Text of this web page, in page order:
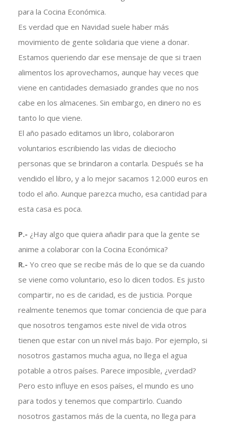
para la Cocina Económica.
Es verdad que en Navidad suele haber más
movimiento de gente solidaria que viene a donar.
Estamos queriendo dar ese mensaje de que si traen
alimentos los aprovechamos, aunque hay veces que
viene en cantidades demasiado grandes que no nos
cabe en los almacenes. Sin embargo, en dinero no es
tanto lo que viene.
El año pasado editamos un libro, colaboraron
voluntarios escribiendo las vidas de dieciocho
personas que se brindaron a contarla. Después se ha
vendido el libro, y a lo mejor sacamos 12.000 euros en
todo el año. Aunque parezca mucho, esa cantidad para
esta casa es poca.
P.- ¿Hay algo que quiera añadir para que la gente se
anime a colaborar con la Cocina Económica?
R.- Yo creo que se recibe más de lo que se da cuando
se viene como voluntario, eso lo dicen todos. Es justo
compartir, no es de caridad, es de justicia. Porque
realmente tenemos que tomar conciencia de que para
que nosotros tengamos este nivel de vida otros
tienen que estar con un nivel más bajo. Por ejemplo, si
nosotros gastamos mucha agua, no llega el agua
potable a otros países. Parece imposible, ¿verdad?
Pero esto influye en esos países, el mundo es uno
para todos y tenemos que compartirlo. Cuando
nosotros gastamos más de la cuenta, no llega para